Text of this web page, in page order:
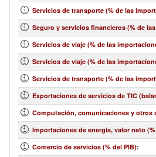
Servicios de transporte (% de las
Seguro y servicios financieros (% de
Servicios de viaje (% de las
Servicios de viaje (% de las
Servicios de transporte (% de las
Exportaciones de servicios de TIC
Computación, comunicaciones y otros
Importaciones de energía, valor neto
Comercio de servicios (% del PIB):